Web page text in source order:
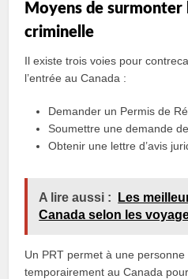
Moyens de surmonter
criminelle
Il existe trois voies pour
l’entrée au Canada :
Demander un Permis de
Soumettre une demande
Obtenir une lettre d’avis
A lire aussi :
Les
Canada selon les
Un PRT permet à une
temporairement au Canada